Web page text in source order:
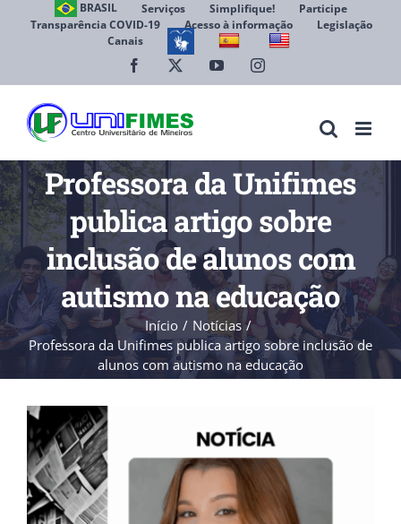
BRASIL Serviços Simplifique!
Participe
Transparência COVID-19
Acesso à informação
Legislação
Canais
Facebook YouTubeInstagram
Professora da Unifimes
publica artigo sobre
inclusão de alunos com
autismo na educação
Início
Notícias
Professora da Unifimes publica artigo sobre inclusão de
alunos com autismo na educação
View
Larger
Image